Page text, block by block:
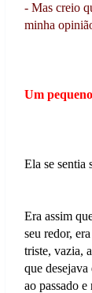
- Mas creio
minha
Um
Ela se sentia
Era assim
seu redor,
triste, vazia,
que
ao passado